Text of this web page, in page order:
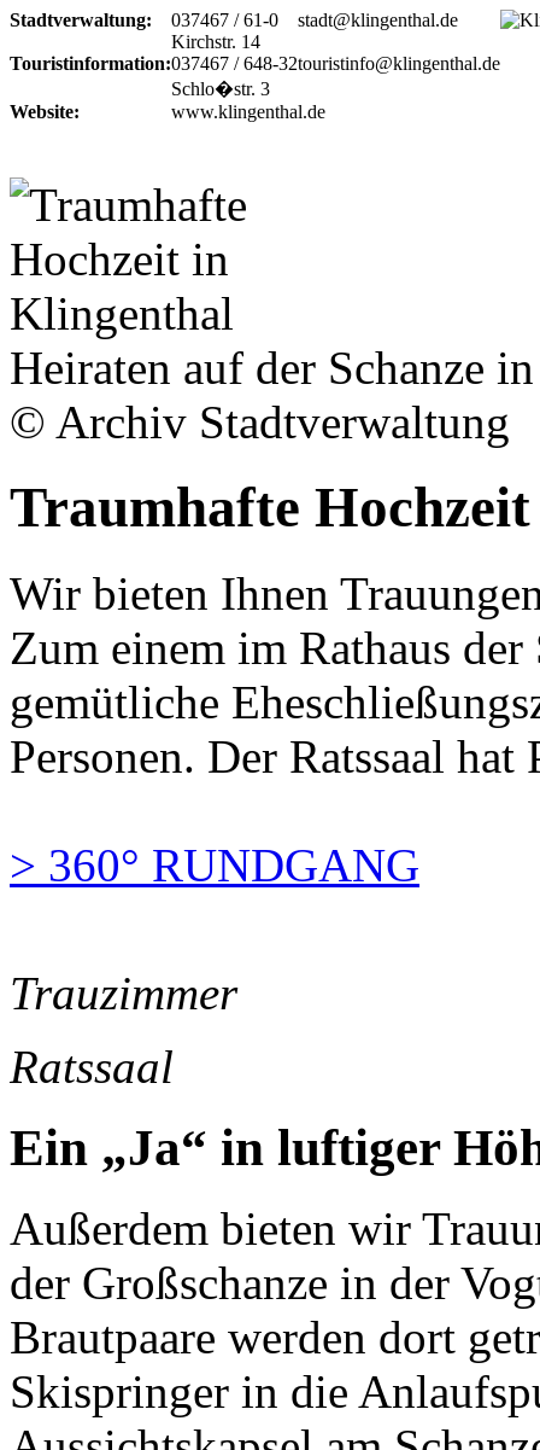
Stadtverwaltung:
037467 / 61-0
Kirchstr. 14
stadt@klingenthal.de
Touristinformation:037467 / 648-32
Schlo�str. 3
touristinfo@klingenthal.de
Website: www.klingenthal.de
Heiraten auf der Schanze
© Archiv Stadtverwaltung
Traumhafte
Wir bieten Ihnen
Zum einem im Rathaus
gemütliche
Personen. Der Ratssaal
> 360° RUNDGANG
Trauzimmer
Ratssaal
Ein „Ja“ in luftiger
Außerdem bieten wir
der Großschanze in der
Brautpaare werden dort
Skispringer in die